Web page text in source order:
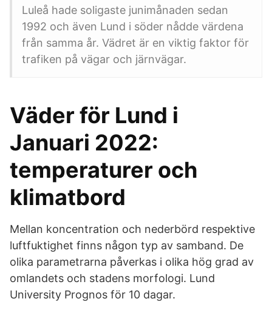
Luleå hade soligaste junimånaden sedan
1992 och även Lund i söder nådde värdena
från samma år. Vädret är en viktig faktor för
trafiken på vägar och järnvägar.
Väder för Lund i
Januari 2022:
temperaturer och
klimatbord
Mellan koncentration och nederbörd respektive
luftfuktighet finns någon typ av samband. De
olika parametrarna påverkas i olika hög grad av
omlandets och stadens morfologi. Lund
University Prognos för 10 dagar.